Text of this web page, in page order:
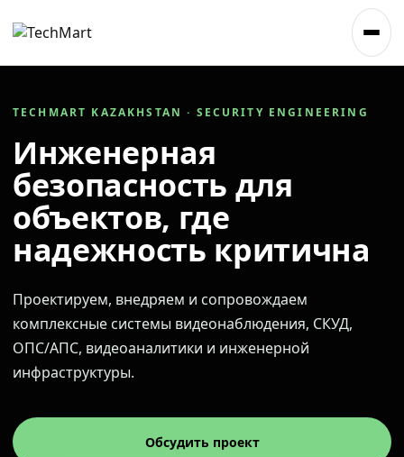
TECHMART KAZAKHSTAN · SECURITY ENGINEERING
Инженерная
безопасность для
объектов, где
надежность критична
Проектируем, внедряем и сопровождаем
комплексные системы видеонаблюдения, СКУД,
ОПС/АПС, видеоаналитики и инженерной
инфраструктуры.
Обсудить проект